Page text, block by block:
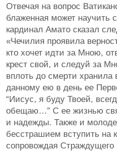
Отвечая на вопрос
блаженная может научить
кардинал Амато сказал
«Чечилия проявила
кто хочет идти за Мною,
крест свой, и следуй за
вплоть до смерти
данному ею в день ее
“Иисус, я буду Твоей,
обещаю…” С ее жизнью
и надежды. Также и
бесстрашием вступить на
сопровождая